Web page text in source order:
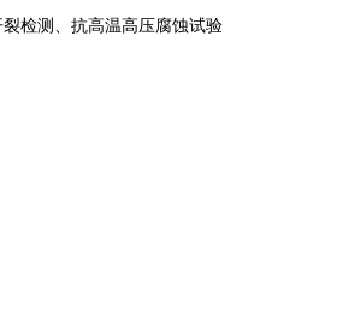
测、抗高温高压腐蚀试验